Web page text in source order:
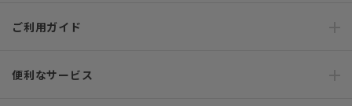
ご利用ガイド
便利なサービス